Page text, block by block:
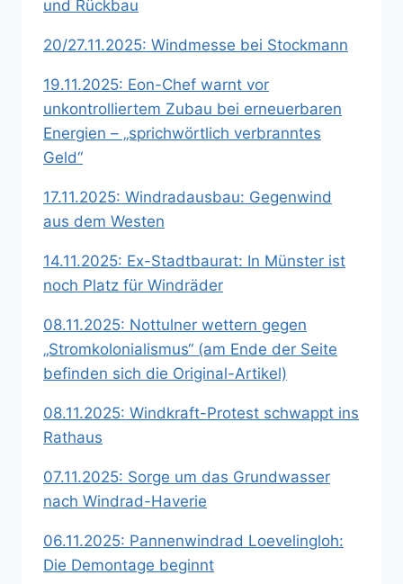
und Rückbau
20/27.11.2025: Windmesse bei Stockmann
19.11.2025: Eon-Chef warnt vor
unkontrolliertem Zubau bei erneuerbaren
Energien – „sprichwörtlich verbranntes
Geld“
17.11.2025: Windradausbau: Gegenwind
aus dem Westen
14.11.2025: Ex-Stadtbaurat: In Münster ist
noch Platz für Windräder
08.11.2025: Nottulner wettern gegen
„Stromkolonialismus“ (am Ende der Seite
befinden sich die Original-Artikel)
08.11.2025: Windkraft-Protest schwappt ins
Rathaus
07.11.2025: Sorge um das Grundwasser
nach Windrad-Haverie
06.11.2025: Pannenwindrad Loevelingloh:
Die Demontage beginnt